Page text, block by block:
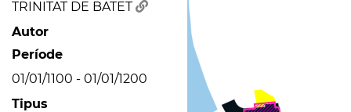
TRINITAT DE BATET
Autor
Període
01/01/1100 - 01/01/1200
Tipus